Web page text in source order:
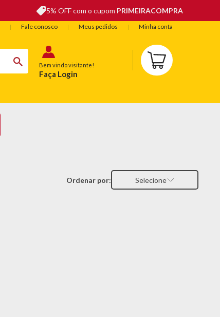
5% OFF com o cupom PRIMEIRACOMPRA
Fale conosco Meus pedidos Minha conta
Bem vindo visitante!
Faça Login
Ordenar por: Selecione